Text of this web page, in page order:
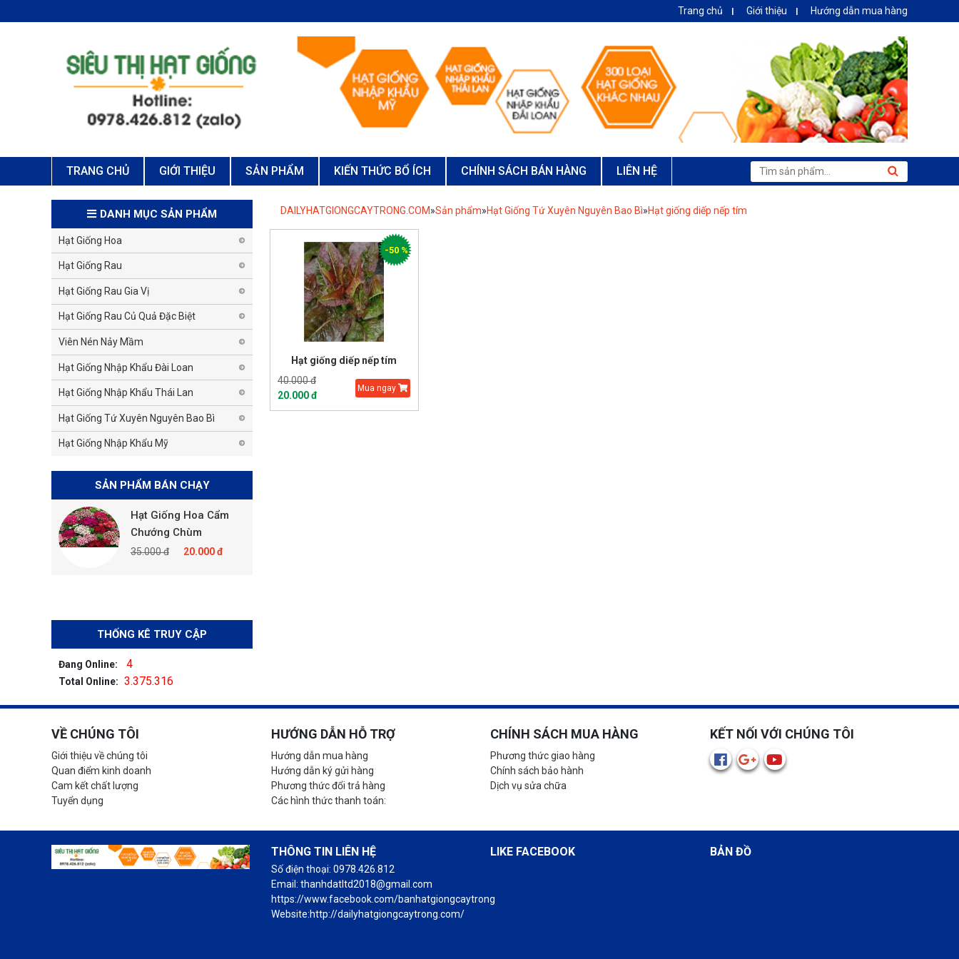
Trang chủ Giới thiệu Hướng dẫn mua hàng
TRANG CHỦ GIỚI THIỆU SẢN PHẨM KIẾN THỨC BỔ ÍCH CHÍNH SÁCH BÁN HÀNG LIÊN HỆ
DAILYHATGIONGCAYTRONG.COM»Sản phẩm»Hạt Giống Tứ Xuyên Nguyên Bao Bì»Hạt giống diếp nếp tím
Hạt giống diếp nếp tím
40.000 đ
20.000 đ
Mua ngay
-50 %
DANH MỤC SẢN PHẨM
Hạt Giống Hoa
Hạt Giống Rau
Hạt Giống Rau Gia Vị
Hạt Giống Rau Củ Quả Đặc Biệt
Viên Nén Nảy Mầm
Hạt Giống Nhập Khẩu Đài Loan
Hạt Giống Nhập Khẩu Thái Lan
Hạt Giống Tứ Xuyên Nguyên Bao Bì
Hạt Giống Nhập Khẩu Mỹ
SẢN PHẨM BÁN CHẠY
Hạt Giống Hoa Cẩm
Chướng Chùm
35.000 đ 20.000 đ
THỐNG KÊ TRUY CẬP
Đang Online: 4
Total Online: 3.375.316
VỀ CHÚNG TÔI
Giới thiệu về chúng tôi
Quan điểm kinh doanh
Cam kết chất lượng
Tuyển dụng
HƯỚNG DẪN HỖ TRỢ
Hướng dẫn mua hàng
Hướng dẫn ký gửi hàng
Phương thức đổi trả hàng
Các hình thức thanh toán:
CHÍNH SÁCH MUA HÀNG
Phương thức giao hàng
Chính sách bảo hành
Dịch vụ sửa chữa
KẾT NỐI VỚI CHÚNG TÔI
THÔNG TIN LIÊN HỆ
Số điện thoại: 0978.426.812
Email: thanhdatltd2018@gmail.com
https://www.facebook.com/banhatgiongcaytrong
Website:http://dailyhatgiongcaytrong.com/
LIKE FACEBOOK BẢN ĐỒ